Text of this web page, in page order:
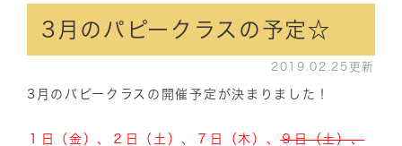
3月のパピークラスの予定☆
2019.02.25更新
3月のパピークラスの開催予定が決まりました！
１日（金）、２日（土）、７日（木）、９日（土）、